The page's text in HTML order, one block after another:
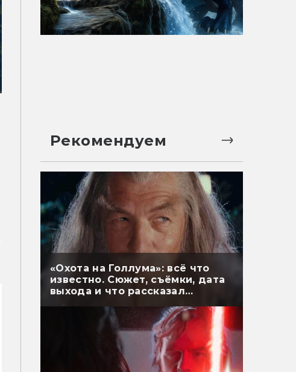
Рекомендуем
«Охота на Голлума»: всё что
известно. Сюжет, съёмки, дата
выхода и что рассказал